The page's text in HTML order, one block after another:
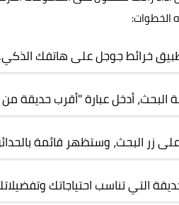
الخطوات:
خرائط جوجل على هاتفك الذكي.
البحث، أدخل عبارة "أقرب حديقة
زر البحث، وستظهر قائمة
التي تناسب احتياجاتك